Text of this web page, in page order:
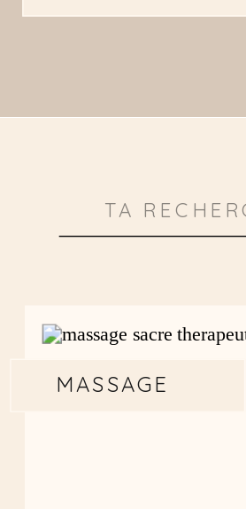
MASSAGE
Search
for: